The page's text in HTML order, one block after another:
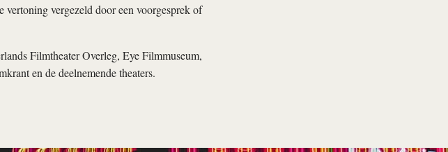
vergezeld door een voorgesprek of
Filmtheater Overleg, Eye Filmmuseum,
en de deelnemende theaters.